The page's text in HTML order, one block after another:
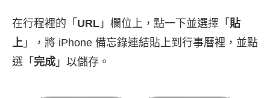
在行程裡的「 URL 」欄位上，點一下並選擇「 貼
上 」，將 iPhone 備忘錄連結貼上到行事曆裡，並點
選「 完成 」以儲存。